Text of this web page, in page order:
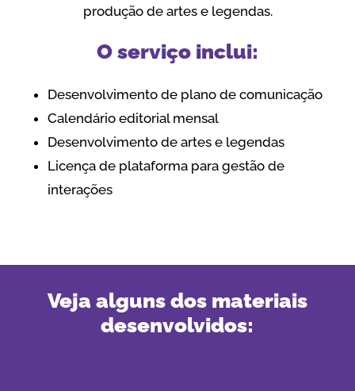
produção de artes e legendas.
O serviço inclui:
Desenvolvimento de plano de comunicação
Calendário editorial mensal
Desenvolvimento de artes e legendas
Licença de plataforma para gestão de
interações
Veja alguns dos materiais
desenvolvidos: